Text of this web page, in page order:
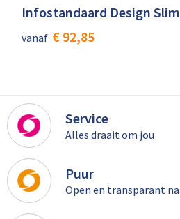
Infostandaard Design
vanaf € 92,85
Service
Alles draait om jou
Puur
Open en transparant